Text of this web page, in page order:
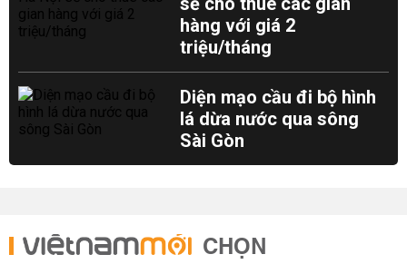
hàng với giá 2
triệu/tháng
Diện mạo cầu đi bộ hình
lá dừa nước qua sông
Sài Gòn
CHỌN